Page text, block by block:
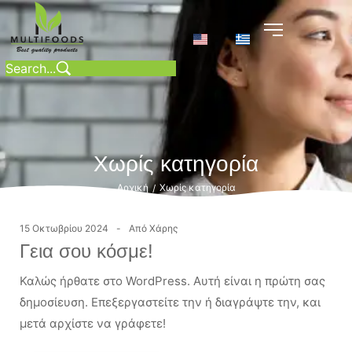
Χωρίς κατηγορία
Αρχική / Χωρίς κατηγορία
15 Οκτωβρίου 2024 Από Χάρης
Γεια σου κόσμε!
Καλώς ήρθατε στο WordPress. Αυτή είναι η πρώτη σας
δημοσίευση. Επεξεργαστείτε την ή διαγράψτε την, και
μετά αρχίστε να γράφετε!